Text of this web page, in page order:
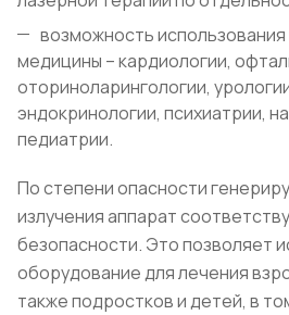
возможность использования
медицины – кардиологии,
оториноларингологии,
эндокринологии, психиатрии,
педиатрии.
По степени опасности
излучения аппарат
безопасности. Это позволяет
оборудование для лечения
также подростков и детей, в